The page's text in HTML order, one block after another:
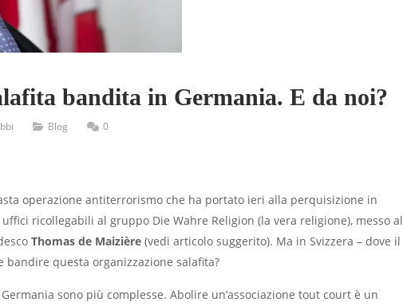
bandita in Germania. E da noi?
Blog 0
operazione antiterrorismo che ha portato ieri alla perquisizione in
ricollegabili al gruppo Die Wahre Religion (la vera religione), messo al
Thomas de Maizière (vedi articolo suggerito). Ma in Svizzera – dove il
questa organizzazione salafita?
sono più complesse. Abolire un’associazione tout court è un